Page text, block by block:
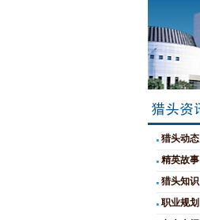
猎头动态
精英故事
猎头知识
职业规划